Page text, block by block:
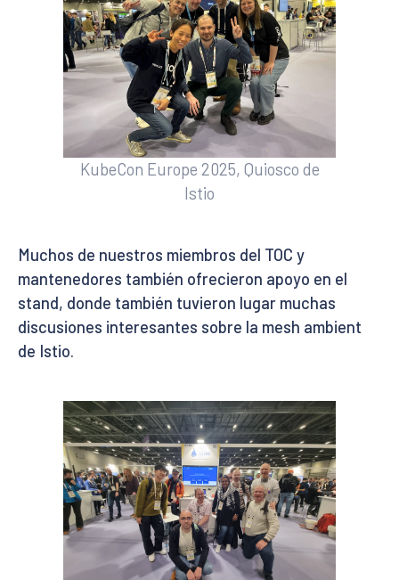
KubeCon Europe 2025, Quiosco de
Istio
Muchos de nuestros miembros del TOC y
mantenedores también ofrecieron apoyo en el
stand, donde también tuvieron lugar muchas
discusiones interesantes sobre la mesh ambient
de Istio.